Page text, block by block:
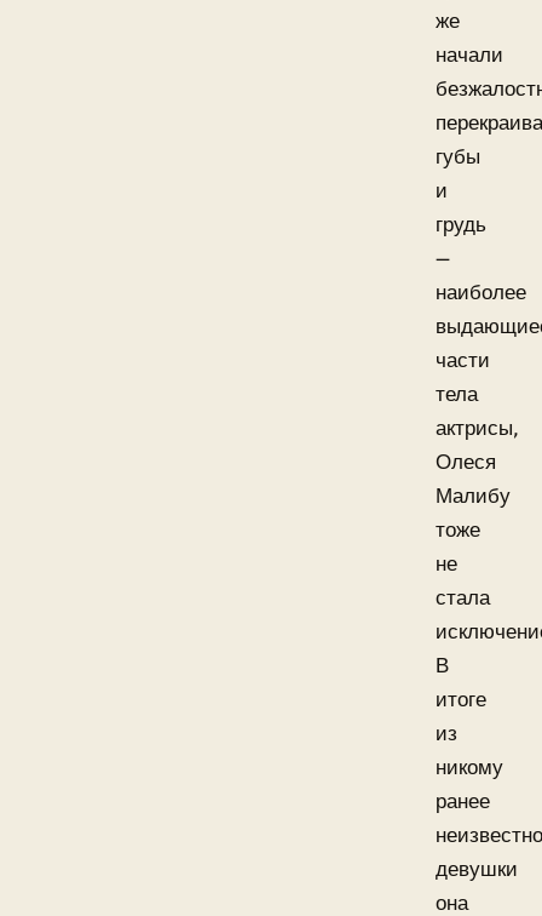
же
начали
губы
и
грудь
—
наиболее
части
тела
актрисы,
Олеся
Малибу
тоже
не
стала
В
итоге
из
никому
ранее
девушки
она